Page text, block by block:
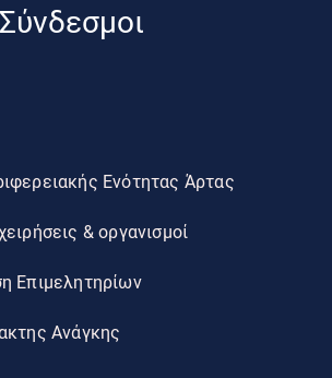
Ενότητας Άρτας
& οργανισμοί
Επιμελητηρίων
Ανάγκης